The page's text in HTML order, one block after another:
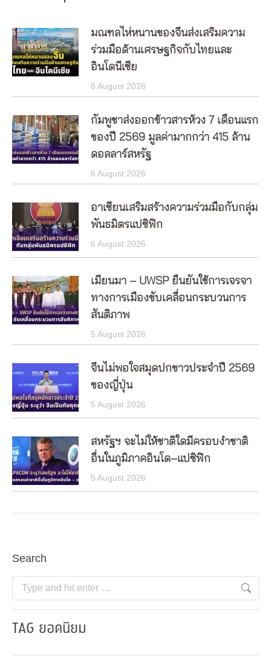
มณฑลไห่หนานของจีนส่งเสริมความ
ร่วมมือด้านเศรษฐกิจกับไทยและ
อินโดนีเซีย
6 August 2026
กัมพูชาส่งออกข้าวสารห้วง 7 เดือนแรก
ของปี 2569 มูลค่ามากกว่า 415 ล้าน
ดอลลาร์สหรัฐ
6 August 2026
อาเซียนเสริมสร้างความร่วมมือกับกลุ่ม
พันธมิตรแปซิฟิก
6 August 2026
เมียนมา – UWSP ยืนยันใช้การเจรจา
ทางการเมืองขับเคลื่อนกระบวนการ
สันติภาพ
5 August 2026
จีนไม่พอใจสมุดปกขาวประจำปี 2569
ของญี่ปุ่น
5 August 2026
สหรัฐฯ จะไม่ให้ชาติใดมีครอบงำชาติ
อื่นในภูมิภาคอินโด–แปซิฟิก
5 August 2026
Search
Search:
TAG ยอดนิยม